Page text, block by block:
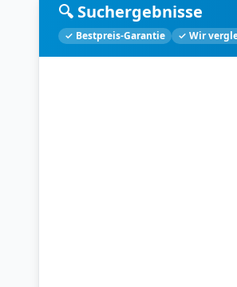
🔍 Suchergebnisse
✓ Bestpreis-Garantie ✓ Wir